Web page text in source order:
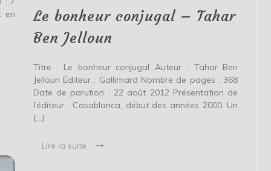
en
Tahar
Ben
Le bonheur conjugal – Tahar
Ben Jelloun
Titre : Le bonheur conjugal Auteur : Tahar Ben
Jelloun Éditeur : Gallimard Nombre de pages : 368
Date de parution : 22 août 2012 Présentation de
l’éditeur : Casablanca, début des années 2000. Un
[…]
Lire la suite